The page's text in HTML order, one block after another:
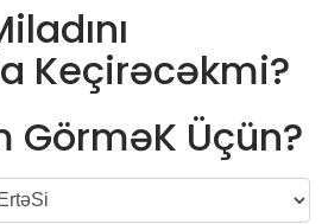
Keçirəcəkmi?
GörməK Üçün?